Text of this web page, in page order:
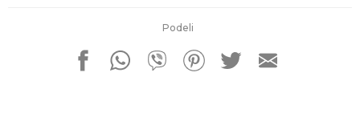
Podeli
Pišite nam
office@kitcommerce.rs